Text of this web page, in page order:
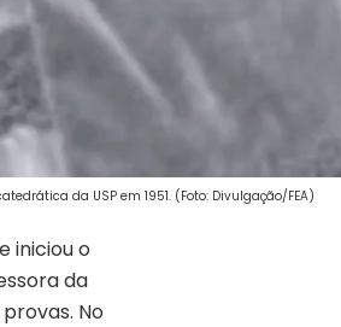
da USP em 1951. (Foto: Divulgação/FEA)
iniciou o
da
No